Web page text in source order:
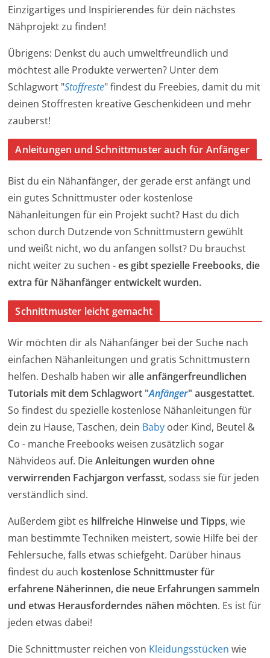
Einzigartiges und Inspirierendes für dein nächstes
Nähprojekt zu finden!
Übrigens: Denkst du auch umweltfreundlich und
möchtest alle Produkte verwerten? Unter dem
Schlagwort "Stoffreste" findest du Freebies, damit du mit
deinen Stoffresten kreative Geschenkideen und mehr
zauberst!
Anleitungen und Schnittmuster auch für Anfänger
Bist du ein Nähanfänger, der gerade erst anfängt und
ein gutes Schnittmuster oder kostenlose
Nähanleitungen für ein Projekt sucht? Hast du dich
schon durch Dutzende von Schnittmustern gewühlt
und weißt nicht, wo du anfangen sollst? Du brauchst
nicht weiter zu suchen -es gibt spezielle Freebooks, die
extra für Nähanfänger entwickelt wurden.
Schnittmuster leicht gemacht
Wir möchten dir als Nähanfänger bei der Suche nach
einfachen Nähanleitungen und gratis Schnittmustern
helfen. Deshalb haben wiralle anfängerfreundlichen
Tutorials mit dem Schlagwort "Anfänger" ausgestattet.
So findest du spezielle kostenlose Nähanleitungen für
dein zu Hause, Taschen, dein Baby oder Kind, Beutel &
Co - manche Freebooks weisen zusätzlich sogar
Nähvideos auf. DieAnleitungen wurden ohne
verwirrenden Fachjargon verfasst, sodass sie für jeden
verständlich sind.
Außerdem gibt es hilfreiche Hinweise und Tipps, wie
man bestimmte Techniken meistert, sowie Hilfe bei der
Fehlersuche, falls etwas schiefgeht. Darüber hinaus
findest du auch kostenlose Schnittmuster für
erfahrene Näherinnen, die neue Erfahrungen sammeln
und etwas Herausforderndes nähen möchten. Es ist für
jeden etwas dabei!
Die Schnittmuster reichen von Kleidungsstücken wie